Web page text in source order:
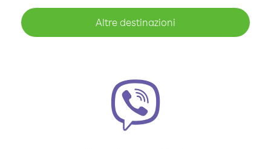
Altre destinazioni